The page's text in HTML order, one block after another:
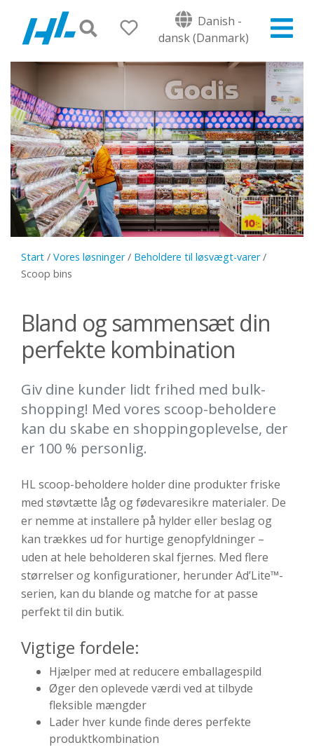
Danish -
dansk (Danmark)
Start / Vores løsninger/ Beholdere til løsvægt-varer/
Scoop bins
Bland og sammensæt din
perfekte kombination
Giv dine kunder lidt frihed med bulk-
shopping! Med vores scoop-beholdere
kan du skabe en shoppingoplevelse, der
er 100 % personlig.
HL scoop-beholdere holder dine produkter friske
med støvtætte låg og fødevaresikre materialer. De
er nemme at installere på hylder eller beslag og
kan trækkes ud for hurtige genopfyldninger –
uden at hele beholderen skal fjernes. Med flere
størrelser og konfigurationer, herunder Ad’Lite™-
serien, kan du blande og matche for at passe
perfekt til din butik.
Vigtige fordele:
Hjælper med at reducere emballagespild
Øger den oplevede værdi ved at tilbyde
fleksible mængder
Lader hver kunde finde deres perfekte
produktkombination